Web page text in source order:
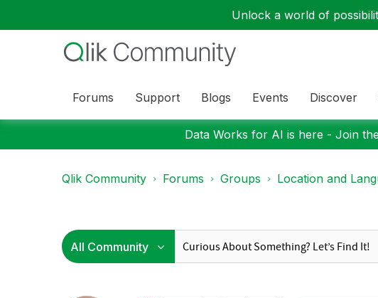
Unlock a world of
Forums Support Blogs Events Discover
Data Works for AI is here - Join
Qlik Community Forums Groups Location and